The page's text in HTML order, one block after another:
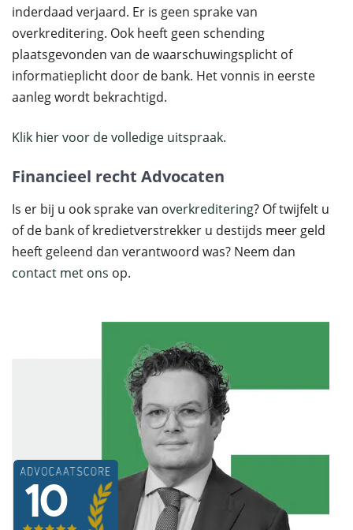
inderdaad verjaard. Er is geen sprake van
overkreditering. Ook heeft geen schending
plaatsgevonden van de waarschuwingsplicht of
informatieplicht door de bank. Het vonnis in eerste
aanleg wordt bekrachtigd.
Klik hier voor de volledige uitspraak.
Financieel recht Advocaten
Is er bij u ook sprake van overkreditering? Of twijfelt u
of de bank of kredietverstrekker u destijds meer geld
heeft geleend dan verantwoord was? Neem dan
contact met ons op.